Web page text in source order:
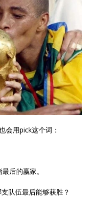
会用pick这个词：
后的赢家。
队伍最后能够获胜？